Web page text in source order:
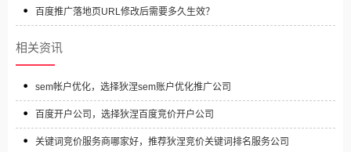
百度推广落地页URL修改后需要多久生效？
相关资讯
sem帐户优化，选择狄涅sem账户优化推广公司
百度开户公司，选择狄涅百度竞价开户公司
关键词竞价服务商哪家好，推荐狄涅竞价关键词排名服务公司